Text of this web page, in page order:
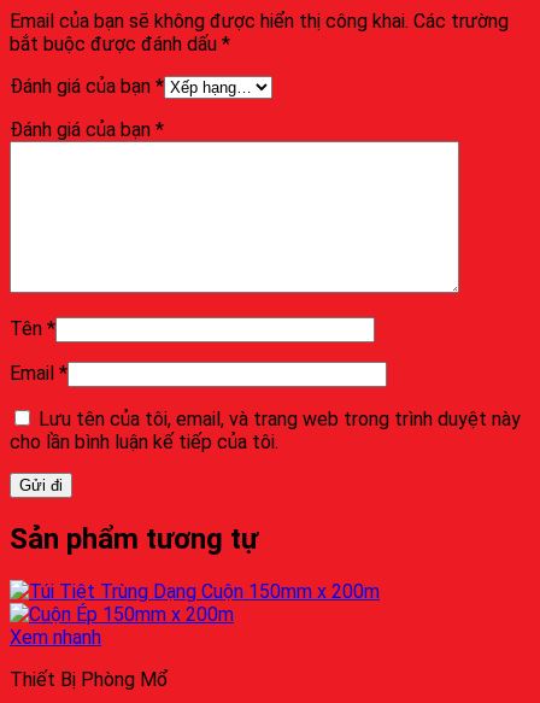
Email của bạn sẽ không được hiển thị công khai. Các trường
bắt buộc được đánh dấu *
Đánh giá của bạn *
Đánh giá của bạn *
Tên *
Email *
Lưu tên của tôi, email, và trang web trong trình duyệt này
cho lần bình luận kế tiếp của tôi.
Sản phẩm tương tự
Xem nhanh
Thiết Bị Phòng Mổ